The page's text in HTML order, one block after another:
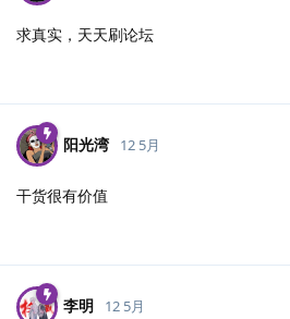
求真实，天天刷论坛
阳光湾 12 5月
干货很有价值
李明 12 5月